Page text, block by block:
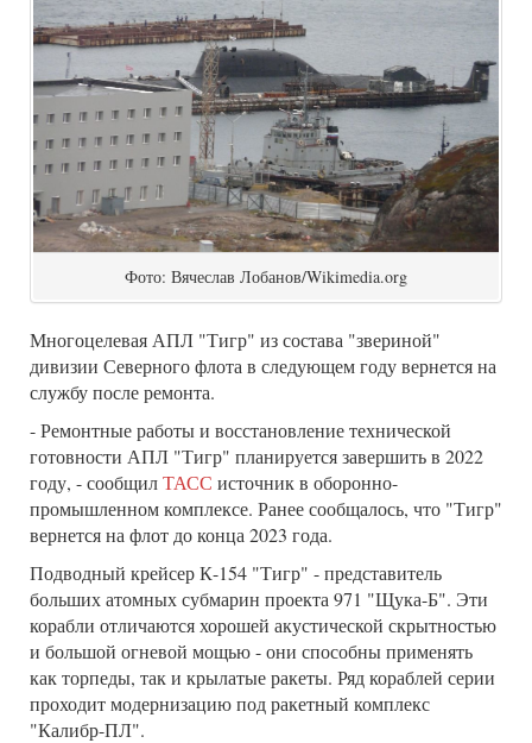
Фото: Вячеслав Лобанов/Wikimedia.org
Многоцелевая АПЛ "Тигр" из состава "звериной"
дивизии Северного флота в следующем году вернется на
службу после ремонта.
- Ремонтные работы и восстановление технической
готовности АПЛ "Тигр" планируется завершить в 2022
году, - сообщилТАСС источник в оборонно-
промышленном комплексе. Ранее сообщалось, что "Тигр"
вернется на флот до конца 2023 года.
Подводный крейсер К-154 "Тигр" - представитель
больших атомных субмарин проекта 971 "Щука-Б". Эти
корабли отличаются хорошей акустической скрытностью
и большой огневой мощью - они способны применять
как торпеды, так и крылатые ракеты. Ряд кораблей серии
проходит модернизацию под ракетный комплекс
"Калибр-ПЛ".